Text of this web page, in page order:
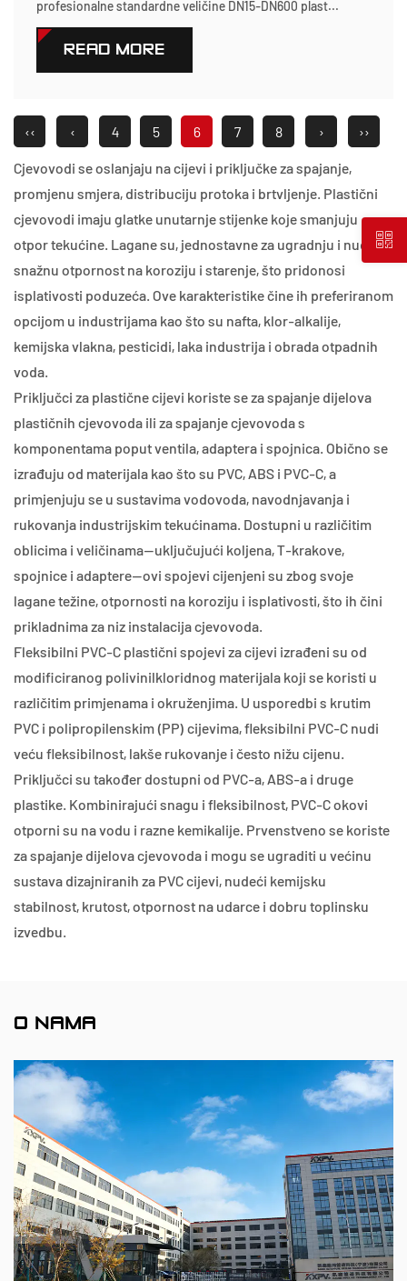
profesionalne standardne veličine DN15-DN600 plast...
READ MORE
‹‹ ‹ 4 5 6 7 8 › ››
Cjevovodi se oslanjaju na cijevi i priključke za spajanje,
promjenu smjera, distribuciju protoka i brtvljenje. Plastični
cjevovodi imaju glatke unutarnje stijenke koje smanjuju
otpor tekućine. Lagane su, jednostavne za ugradnju i nude
snažnu otpornost na koroziju i starenje, što pridonosi
isplativosti poduzeća. Ove karakteristike čine ih preferiranom
opcijom u industrijama kao što su nafta, klor-alkalije,
kemijska vlakna, pesticidi, laka industrija i obrada otpadnih
voda.
Priključci za plastične cijevi koriste se za spajanje dijelova
plastičnih cjevovoda ili za spajanje cjevovoda s
komponentama poput ventila, adaptera i spojnica. Obično se
izrađuju od materijala kao što su PVC, ABS i PVC-C, a
primjenjuju se u sustavima vodovoda, navodnjavanja i
rukovanja industrijskim tekućinama. Dostupni u različitim
oblicima i veličinama—uključujući koljena, T-krakove,
spojnice i adaptere—ovi spojevi cijenjeni su zbog svoje
lagane težine, otpornosti na koroziju i isplativosti, što ih čini
prikladnima za niz instalacija cjevovoda.
Fleksibilni PVC-C plastični spojevi za cijevi izrađeni su od
modificiranog polivinilkloridnog materijala koji se koristi u
različitim primjenama i okruženjima. U usporedbi s krutim
PVC i polipropilenskim (PP) cijevima, fleksibilni PVC-C nudi
veću fleksibilnost, lakše rukovanje i često nižu cijenu.
Priključci su također dostupni od PVC-a, ABS-a i druge
plastike. Kombinirajući snagu i fleksibilnost, PVC-C okovi
otporni su na vodu i razne kemikalije. Prvenstveno se koriste
za spajanje dijelova cjevovoda i mogu se ugraditi u većinu
sustava dizajniranih za PVC cijevi, nudeći kemijsku
stabilnost, krutost, otpornost na udarce i dobru toplinsku
izvedbu.
O NAMA